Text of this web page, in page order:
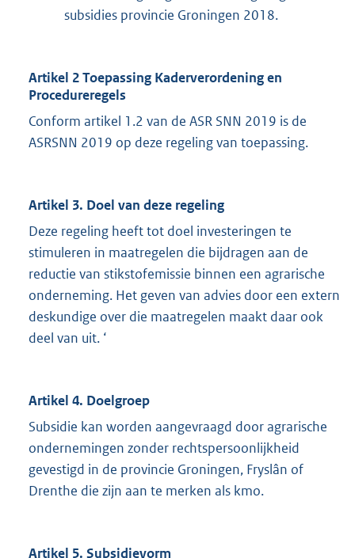
subsidies provincie Groningen 2018.
Artikel 2 Toepassing Kaderverordening en
Procedureregels
Conform artikel 1.2 van de ASR SNN 2019 is de
ASRSNN 2019 op deze regeling van toepassing.
Artikel 3. Doel van deze regeling
Deze regeling heeft tot doel investeringen te
stimuleren in maatregelen die bijdragen aan de
reductie van stikstofemissie binnen een agrarische
onderneming. Het geven van advies door een extern
deskundige over die maatregelen maakt daar ook
deel van uit. ‘
Artikel 4. Doelgroep
Subsidie kan worden aangevraagd door agrarische
ondernemingen zonder rechtspersoonlijkheid
gevestigd in de provincie Groningen, Fryslân of
Drenthe die zijn aan te merken als kmo.
Artikel 5. Subsidievorm